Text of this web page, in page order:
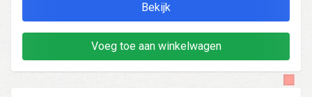
Bekijk
Voeg toe aan winkelwagen